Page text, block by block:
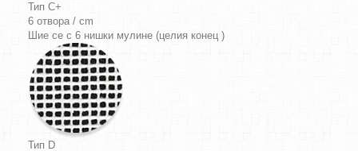
Тип C+
6 отвора / cm
Шие се с 6 нишки мулине (целия конец )
Тип D